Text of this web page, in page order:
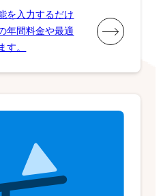
を入力するだけ
年間料金や最適
す。